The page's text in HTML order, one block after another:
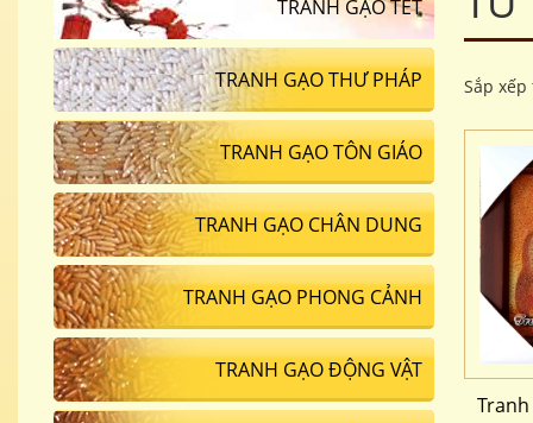
Sắp
TRANH GẠO TẾT
TRANH GẠO THƯ PHÁP
TRANH GẠO TÔN GIÁO
TRANH GẠO CHÂN DUNG
TRANH GẠO PHONG CẢNH
TRANH GẠO ĐỘNG VẬT